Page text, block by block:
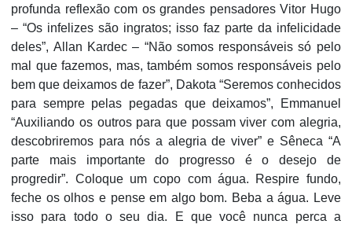
profunda reflexão com os grandes pensadores Vitor Hugo
– “Os infelizes são ingratos; isso faz parte da infelicidade
deles”, Allan Kardec – “Não somos responsáveis só pelo
mal que fazemos, mas, também somos responsáveis pelo
bem que deixamos de fazer”, Dakota “Seremos conhecidos
para sempre pelas pegadas que deixamos”, Emmanuel
“Auxiliando os outros para que possam viver com alegria,
descobriremos para nós a alegria de viver” e Sêneca “A
parte mais importante do progresso é o desejo de
progredir”. Coloque um copo com água. Respire fundo,
feche os olhos e pense em algo bom. Beba a água. Leve
isso para todo o seu dia. E que você nunca perca a